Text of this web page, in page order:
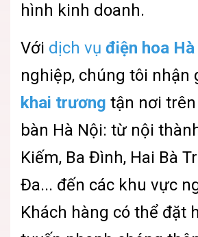
hình kinh doanh.
Với dịch vụ điện hoa
nghiệp, chúng tôi nhận
khai trương tận nơi
bàn Hà Nội: từ nội
Kiếm, Ba Đình, Hai Bà
Đa... đến các khu vực
Khách hàng có thể đặt